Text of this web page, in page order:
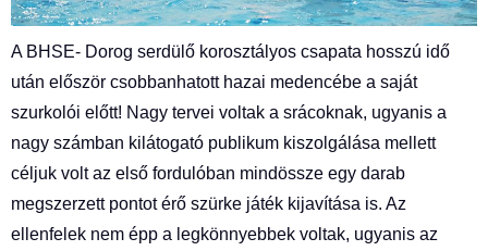
A BHSE- Dorog serdülő korosztályos csapata hosszú idő
után először csobbanhatott hazai medencébe a saját
szurkolói előtt! Nagy tervei voltak a srácoknak, ugyanis a
nagy számban kilátogató publikum kiszolgálása mellett
céljuk volt az első fordulóban mindössze egy darab
megszerzett pontot érő szürke játék kijavítása is. Az
ellenfelek nem épp a legkönnyebbek voltak, ugyanis az